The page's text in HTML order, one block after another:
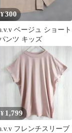
¥300
ベージュ ショート
ンツ キッズ
¥ 1,799
フレンチスリーブ